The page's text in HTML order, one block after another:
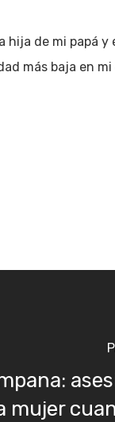
hija de mi papá
más baja en
mujer